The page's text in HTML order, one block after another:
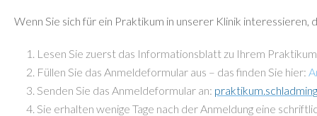
Wenn Sie sich für ein Praktikum in unserer Klinik
Lesen Sie zuerst das Informationsblatt zu Ihrem
Füllen Sie das Anmeldeformular aus – das finden Sie hier:
Senden Sie das Anmeldeformular an:
Sie erhalten wenige Tage nach der Anmeldung eine